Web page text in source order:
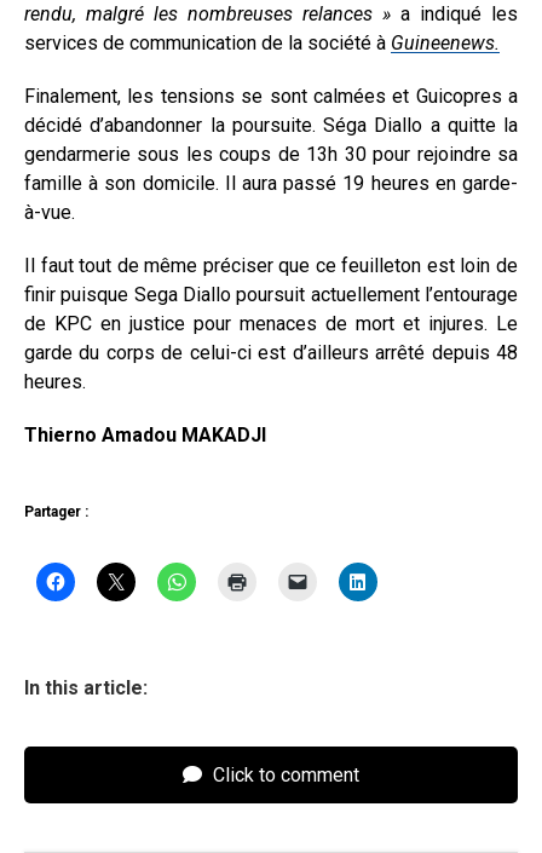
rendu, malgré les nombreuses relances » a indiqué les
services de communication de la société à Guineenews.
Finalement, les tensions se sont calmées et Guicopres a
décidé d’abandonner la poursuite. Séga Diallo a quitte la
gendarmerie sous les coups de 13h 30 pour rejoindre sa
famille à son domicile. Il aura passé 19 heures en garde-
à-vue.
Il faut tout de même préciser que ce feuilleton est loin de
finir puisque Sega Diallo poursuit actuellement l’entourage
de KPC en justice pour menaces de mort et injures. Le
garde du corps de celui-ci est d’ailleurs arrêté depuis 48
heures.
Thierno Amadou MAKADJI
Partager :
In this article:
Click to comment